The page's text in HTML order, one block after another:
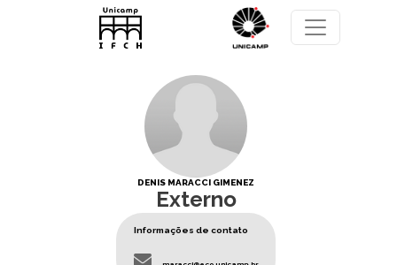
Pular para o conteúdo principal
DENIS MARACCI GIMENEZ
Externo
Informações de contato